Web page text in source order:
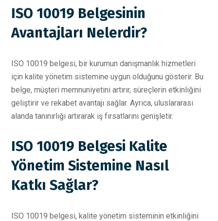
ISO 10019 Belgesinin
Avantajları Nelerdir?
ISO 10019 belgesi, bir kurumun danışmanlık hizmetleri
için kalite yönetim sistemine uygun olduğunu gösterir. Bu
belge, müşteri memnuniyetini artırır, süreçlerin etkinliğini
geliştirir ve rekabet avantajı sağlar. Ayrıca, uluslararası
alanda tanınırlığı artırarak iş fırsatlarını genişletir.
ISO 10019 Belgesi Kalite
Yönetim Sistemine Nasıl
Katkı Sağlar?
ISO 10019 belgesi, kalite yönetim sisteminin etkinliğini